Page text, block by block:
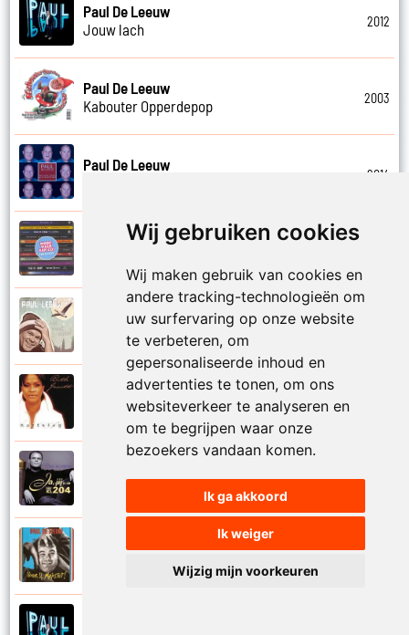
Wij gebruiken cookies
Wij maken gebruik van cookies en
andere tracking-technologieën om
uw surfervaring op onze website
te verbeteren, om
gepersonaliseerde inhoud en
advertenties te tonen, om ons
websiteverkeer te analyseren en
om te begrijpen waar onze
bezoekers vandaan komen.
Ik ga akkoord
Ik weiger
Wijzig mijn voorkeuren
Paul De Leeuw
Jouw lach
2012
Paul De Leeuw
Kabouter Opperdepop
2003
Paul De Leeuw
2014
Paul De Leeuw en Adje
Paul De Leeuw
Kerstmis
Ruth Jacott en Paul De Leeuw
Kijk niet uit
KL 204 (Als ik God was)
Paul De Leeuw